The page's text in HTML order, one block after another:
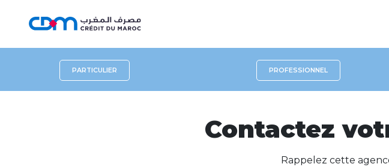
PARTICULIER PROFESSIONNEL
Contactez
Rappelez cette